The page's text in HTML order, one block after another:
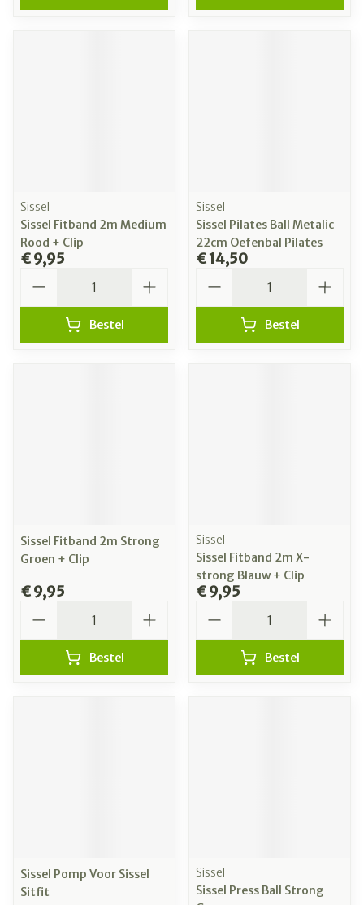
Sissel
Sissel Fitband 2m Medium
Rood + Clip
€ 9,95
Bestel
Sissel
Sissel Pilates Ball Metalic
22cm Oefenbal Pilates
€ 14,50
Bestel
Sissel Fitband 2m Strong
Groen + Clip
€ 9,95
Bestel
Sissel
Sissel Fitband 2m X-
strong Blauw + Clip
€ 9,95
Bestel
Sissel Pomp Voor Sissel
Sitfit
Sissel
Sissel Press Ball Strong